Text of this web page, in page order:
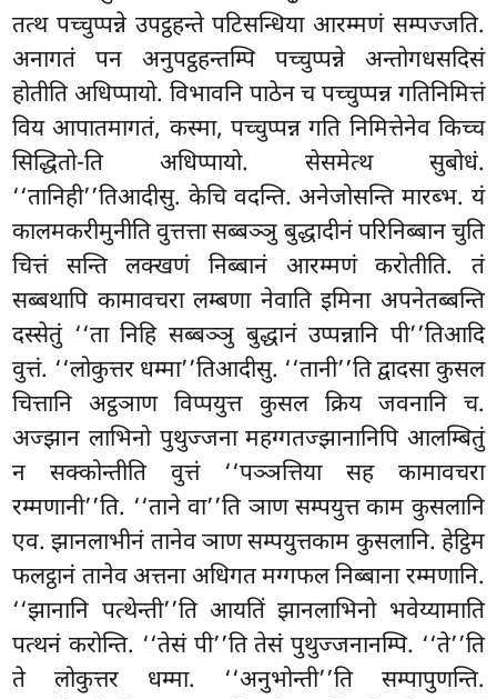
तत्थ पच्चुप्पन्ने उपट्ठहन्ते पटिसन्धिया आरम्मणं सम्पज्जति.
अनागतं पन अनुपट्ठहन्तम्पि पच्चुप्पन्ने अन्तोगधसदिसं
होतीति अधिप्पायो. विभावनि पाठेन च पच्चुप्पन्न गतिनिमित्तं
विय आपातमागतं, कस्मा, पच्चुप्पन्न गति निमित्तेनेव किच्च
सिद्धितो-ति अधिप्पायो. सेसमेत्थ सुबोधं.
‘‘तानिही’’तिआदीसु. केचि वदन्ति. अनेजोसन्ति मारब्भ. यं
कालमकरीमुनीति वुत्तत्ता सब्बञ्ञु बुद्धादीनं परिनिब्बान चुति
चित्तं सन्ति लक्खणं निब्बानं आरम्मणं करोतीति. तं
सब्बथापि कामावचरा लम्बणा नेवाति इमिना अपनेतब्बन्ति
दस्सेतुं ‘‘ता निहि सब्बञ्ञु बुद्धानं उप्पन्नानि पी’’तिआदि
वुत्तं. ‘‘लोकुत्तर धम्मा’’तिआदीसु. ‘‘तानी’’ति द्वादसा कुसल
चित्तानि अट्ठञाण विप्पयुत्त कुसल क्रिय जवनानि च.
अज्झान लाभिनो पुथुज्जना महग्गतज्झानानिपि आलम्बितुं
न सक्कोन्तीति वुत्तं ‘‘पञ्ञत्तिया सह कामावचरा
रम्मणानी’’ति. ‘‘ताने वा’’ति ञाण सम्पयुत्त काम कुसलानि
एव. झानलाभीनं तानेव ञाण सम्पयुत्तकाम कुसलानि. हेट्ठिम
फलट्ठानं तानेव अत्तना अधिगत मग्गफल निब्बाना रम्मणानि.
‘‘झानानि पत्थेन्ती’’ति आयतिं झानलाभिनो भवेय्यामाति
पत्थनं करोन्ति. ‘‘तेसं पी’’ति तेसं पुथुज्जनानम्पि. ‘‘ते’’ति
ते लोकुत्तर धम्मा. ‘‘अनुभोन्ती’’ति सम्पापुणन्ति.